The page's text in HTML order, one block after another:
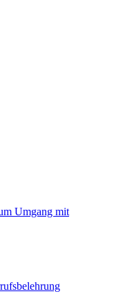
Umgang mit